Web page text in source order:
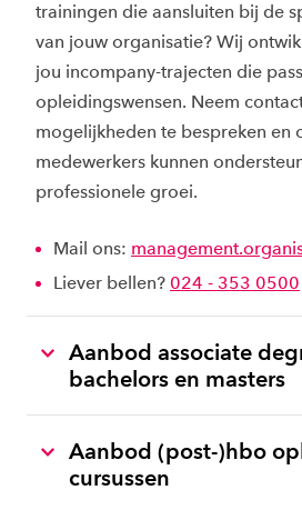
trainingen die aansluiten bij de
van jouw organisatie? Wij
jou incompany-trajecten die
opleidingswensen. Neem
mogelijkheden te bespreken en
medewerkers kunnen
professionele groei.
Mail ons:
Liever bellen? 024 - 353 0500
Aanbod associate
bachelors en masters
Aanbod (post-)hbo
cursussen